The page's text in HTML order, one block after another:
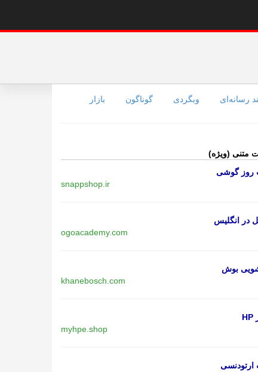
رسانه‌ای وبگردی گوناگون بازار
متنی (ویژه)
روز گوشی
snappshop.ir
در انگلیس
ogoacademy.com
بوش
khanebosch.com
myhpe.shop
ارتودنسی